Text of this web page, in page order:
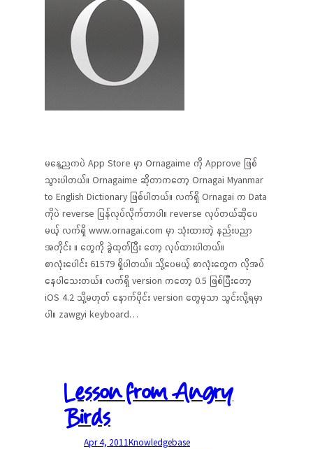
မနေ့ညကပဲ App Store မှာ Ornagaime ကို Approve ဖြစ်
သွားပါတယ်။ Ornagaime ဆိုတာကတော့ Ornagai Myanmar
to English Dictionary ဖြစ်ပါတယ်။ လက်ရှိ Ornagai က Data
ကိုပဲ reverse ပြန်လုပ်လိုက်တာပါ။ reverse လုပ်တယ်ဆိုပေ
မယ့် လက်ရှိ www.ornagai.com မှာ သုံးထားတဲ့ နည်းပညာ
အတိုင်း ။ တွေကို ခွဲထုတ်ပြီး တော့ လုပ်ထားပါတယ်။
စာလုံးပေါင်း 61579 ရှိပါတယ်။ သို့ပေမယ့် စာလုံးတွေက လိုအပ်
နေပါသေးတယ်။ လက်ရှိ version ကတော့ 0.5 ဖြစ်ပြီးတော့
iOS 4.2 သို့မဟုတ် နောက်ပိုင်း version တွေမှသာ သွင်းလို့ရမှာ
ပါ။ zawgyi keyboard…
Lesson from Angry
Birds
Apr 4, 2011Knowledgebase